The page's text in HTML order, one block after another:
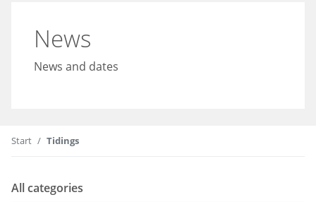
News
News and dates
Start Tidings
All categories